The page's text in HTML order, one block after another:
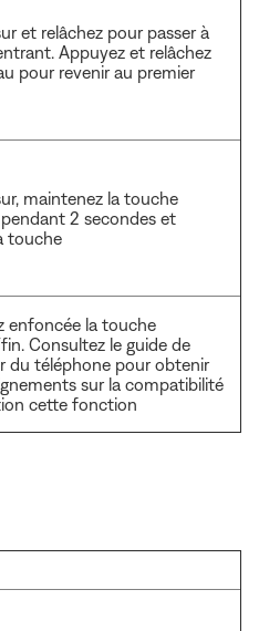
et relâchez pour passer à
Appuyez et relâchez
pour revenir au premier
maintenez la touche
2 secondes et
touche
enfoncée la touche
Consultez le guide de
du téléphone pour obtenir
sur la compatibilité
cette fonction